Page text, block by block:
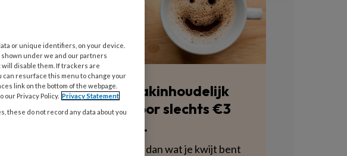
Blijf vakinhoudelijk
scherp voor slechts €3
per week.
Dat is minder dan wat je kwijt bent
or unique identifiers, on your device.
under we and our partners
disable them. If trackers are
can resurface this menu to change your
link on the bottom of the webpage.
Privacy Policy. Privacy Statement
these do not record any data about you